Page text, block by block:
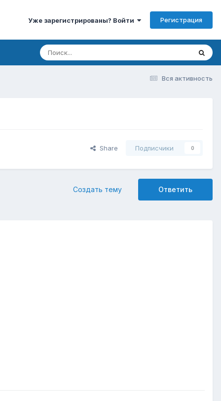
Уже зарегистрированы? Войти Регистрация
Вся активность
Share Подписчики 0
Ответить
Создать тему